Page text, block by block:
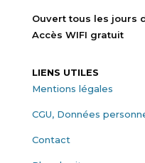
Ouvert tous les jours
Accès WIFI gratuit
LIENS UTILES
Mentions légales
CGU, Données
Contact